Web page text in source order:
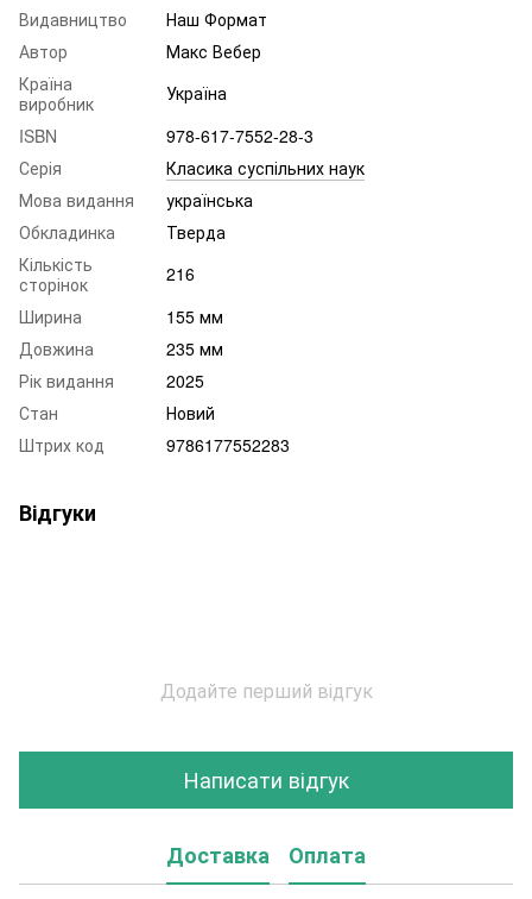
Видавництво
Наш Формат
Автор
Макс Вебер
Країна
виробник
Україна
ISBN
978-617-7552-28-3
Серія
Класика суспільних наук
Мова видання
українська
Обкладинка
Тверда
Кількість
сторінок
216
Ширина
155 мм
Довжина
235 мм
Рік видання
2025
Стан
Новий
Штрих код
9786177552283
Відгуки
Додайте перший відгук
Написати відгук
Доставка Оплата